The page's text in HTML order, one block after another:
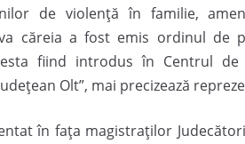
de violență în familie,
căreia a fost emis ordinul de
fiind introdus în Centrul de
Olt”, mai precizează
în fața magistraților